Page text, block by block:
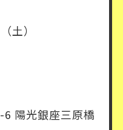
土）
陽光銀座三原橋